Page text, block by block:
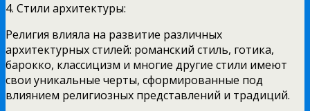
4. Стили архитектуры:
Религия влияла на развитие различных
архитектурных стилей: романский стиль, готика,
барокко, классицизм и многие другие стили имеют
свои уникальные черты, сформированные под
влиянием религиозных представлений и традиций.